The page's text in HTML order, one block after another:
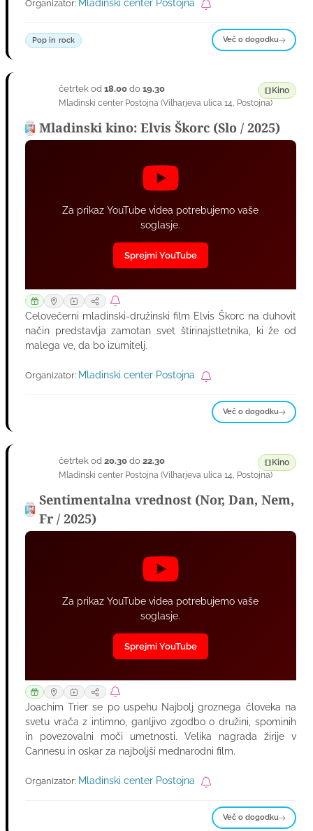
Organizator: Mladinski center Postojna
Pop in rock Več o dogodku
četrtek od 18.00do 19.30
Mladinski center Postojna (Vilharjeva ulica 14, Postojna)
Za prikaz YouTube videa potrebujemo vaše
soglasje.
Sprejmi YouTube
Mladinski kino: Elvis Škorc (Slo / 2025)
Celovečerni mladinski-družinski film Elvis Škorc na duhovit
način predstavlja zamotan svet štirinajstletnika, ki že od
malega ve, da bo izumitelj.
Organizator: Mladinski center Postojna
Kino
Več o dogodku
četrtek od 20.30do 22.30
Mladinski center Postojna (Vilharjeva ulica 14, Postojna)
Za prikaz YouTube videa potrebujemo vaše
soglasje.
Sprejmi YouTube
Sentimentalna vrednost (Nor, Dan, Nem,
Fr / 2025)
Joachim Trier se po uspehu Najbolj groznega človeka na
svetu vrača z intimno, ganljivo zgodbo o družini, spominih
in povezovalni moči umetnosti. Velika nagrada žirije v
Cannesu in oskar za najboljši mednarodni film.
Organizator: Mladinski center Postojna
Kino
Več o dogodku